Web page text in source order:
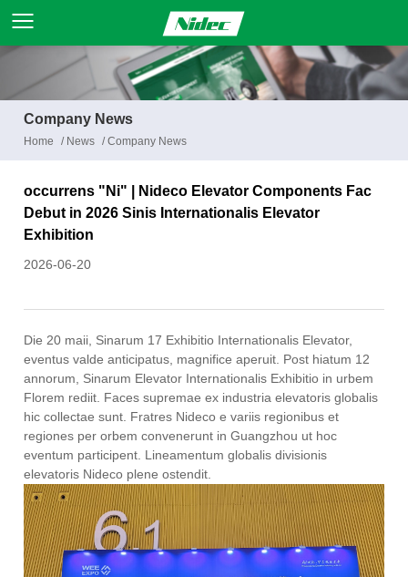
Company News
Home / News /Company News
occurrens "Ni" | Nideco Elevator Components Fac
Debut in 2026 Sinis Internationalis Elevator
Exhibition
2026-06-20
Die 20 maii, Sinarum 17 Exhibitio Internationalis Elevator,
eventus valde anticipatus, magnifice aperuit. Post hiatum 12
annorum, Sinarum Elevator Internationalis Exhibitio in urbem
Florem rediit. Faces supremae ex industria elevatoris globalis
hic collectae sunt. Fratres Nideco e variis regionibus et
regiones per orbem convenerunt in Guangzhou ut hoc
eventum participent. Lineamentum globalis divisionis
elevatoris Nideco plene ostendit.